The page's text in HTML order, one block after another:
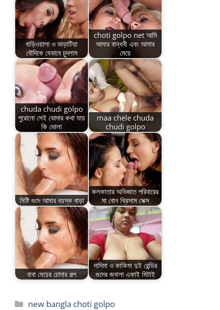
বাড়িওয়ালা ও ভাড়াটিয়া
বৌদিকে যেভাবে চুদলাম
choti golpo net আমি
আমার বান্ধবী এবং আমার
মেয়ে
chuda chudi golpo
পুরোনো সেই ভোদার কথা যায়
কি ভোলা
maa chele chuda
chudi golpo
মিষ্টি গুদে আমার বয়স্ক বাড়া
কলকাতার অভিজাত পরিবারের
মা বোন থ্রিসাম সেক্স
বাবা মেয়ের চোদার গল্প
দাদিমা ও কাকিমা দুই রেন্ডির
গুদের জ্বালা একাই মিটাই
Categories
new bangla choti golpo